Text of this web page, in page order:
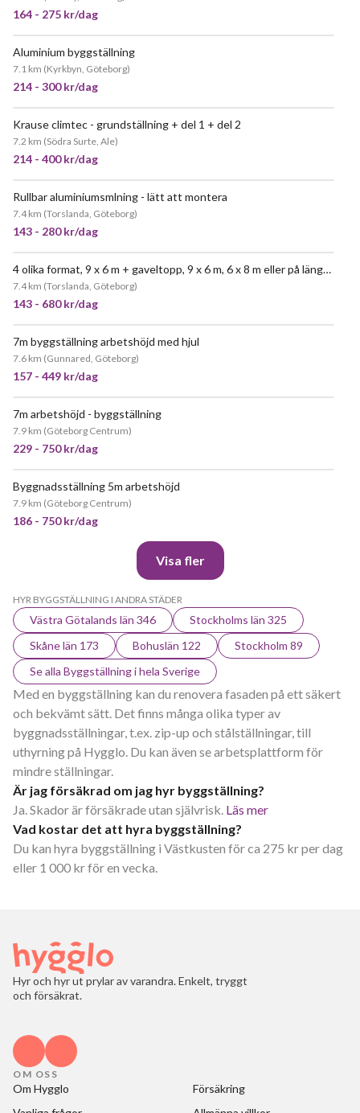
164 - 275 kr/dag
Aluminium byggställning
7.1 km (Kyrkbyn, Göteborg)
214 - 300 kr/dag
Krause climtec - grundställning + del 1 + del 2
7.2 km (Södra Surte, Ale)
214 - 400 kr/dag
Rullbar aluminiumsmlning - lätt att montera
7.4 km (Torslanda, Göteborg)
143 - 280 kr/dag
4 olika format, 9 x 6 m + gaveltopp, 9 x 6 m, 6 x 8 m eller på längden 15 x 4 m.
7.4 km (Torslanda, Göteborg)
143 - 680 kr/dag
7m byggställning arbetshöjd med hjul
7.6 km (Gunnared, Göteborg)
157 - 449 kr/dag
7m arbetshöjd - byggställning
7.9 km (Göteborg Centrum)
229 - 750 kr/dag
Byggnadsställning 5m arbetshöjd
7.9 km (Göteborg Centrum)
186 - 750 kr/dag
Visa fler
HYR BYGGSTÄLLNING I ANDRA STÄDER
Västra Götalands län 346
Stockholms län 325
Skåne län 173
Bohuslän 122
Stockholm 89
Se alla Byggställning i hela Sverige
Med en byggställning kan du renovera fasaden på ett säkert
och bekvämt sätt. Det finns många olika typer av
byggnadsställningar, t.ex. zip-up och stålställningar, till
uthyrning på Hygglo. Du kan även se arbetsplattform för
mindre ställningar.
Är jag försäkrad om jag hyr byggställning?
Ja. Skador är försäkrade utan självrisk. Läs mer
Vad kostar det att hyra byggställning?
Du kan hyra byggställning i Västkusten för ca 275 kr per dag
eller 1 000 kr för en vecka.
Hyr och hyr ut prylar av varandra. Enkelt, tryggt
och försäkrat.
OM OSS
Om Hygglo
Försäkring